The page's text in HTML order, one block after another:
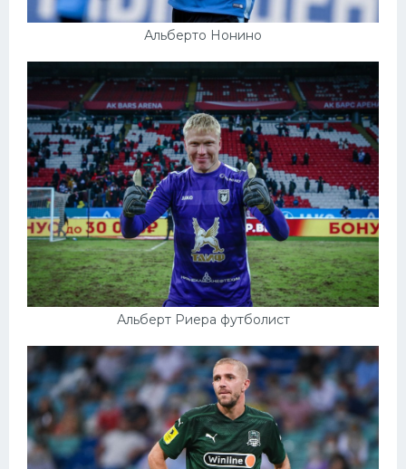
Альберто Нонино
Альберт Риера футболист